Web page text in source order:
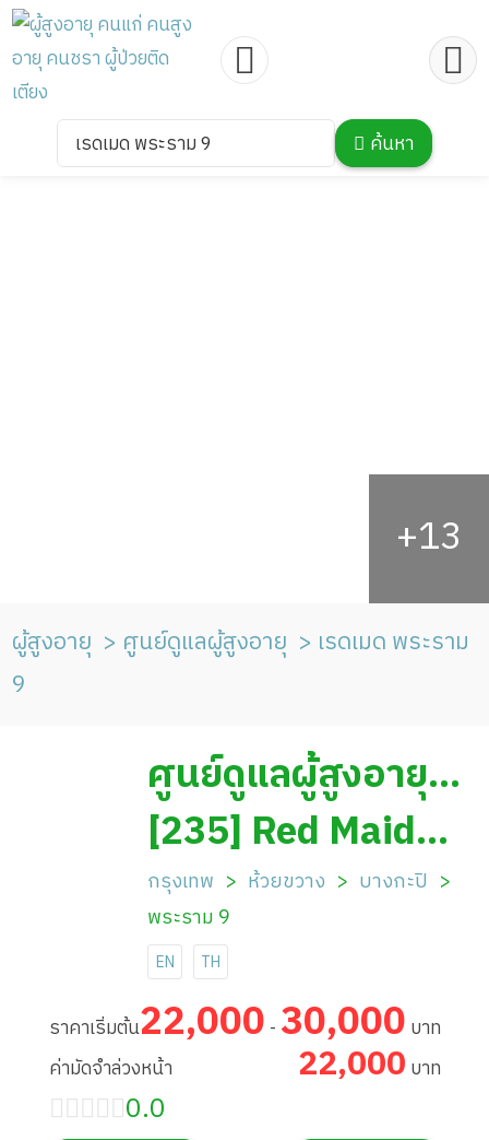
เรดเมด พระราม 9 ค้นหา
ผู้สูงอายุ ศูนย์ดูแลผู้สูงอายุ
เรดเมด พระราม
9
ศูนย์ดูแลผู้สูงอายุ
เรดเมด พระราม 9
[235] Red Maid
Rama 9
กรุงเทพ ห้วยขวาง
บางกะปิ
พระราม 9
EN TH
ราคาเริ่มต้น22,000 - 30,000 บาท
ค่ามัดจำล่วงหน้า
22,000 บาท
0.0